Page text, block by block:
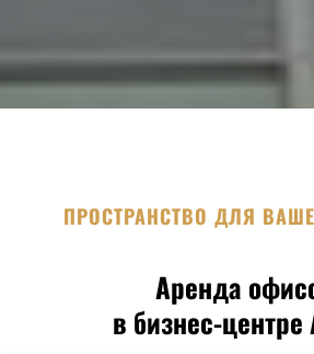
ПРОСТРАНСТВО ДЛЯ
Аренда
в бизнес-центре